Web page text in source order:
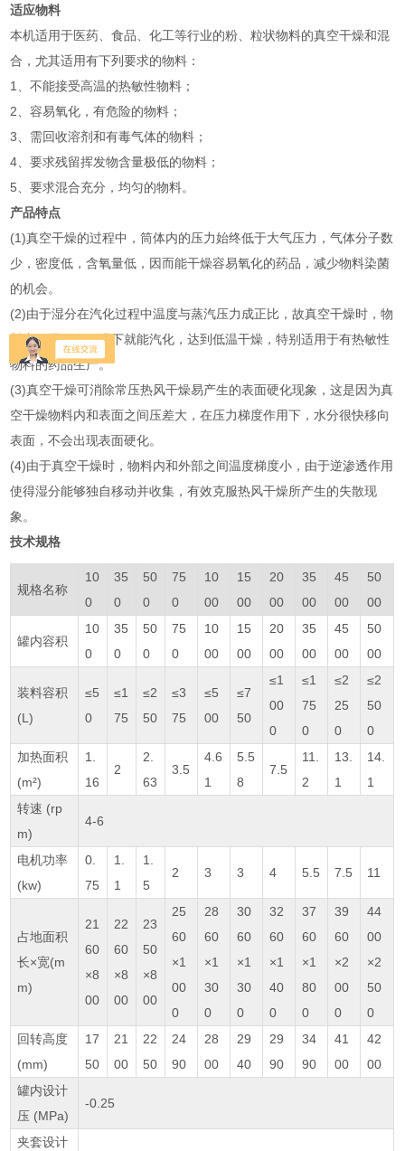
适应物料
本机适用于医药、食品、化工等行业的粉、粒状物料的真空干燥和混
合，尤其适用有下列要求的物料：
1、不能接受高温的热敏性物料；
2、容易氧化，有危险的物料；
3、需回收溶剂和有毒气体的物料；
4、要求残留挥发物含量极低的物料；
5、要求混合充分，均匀的物料。
产品特点
(1)真空干燥的过程中，筒体内的压力始终低于大气压力，气体分子数
少，密度低，含氧量低，因而能干燥容易氧化的药品，减少物料染菌
的机会。
(2)由于湿分在汽化过程中温度与蒸汽压力成正比，故真空干燥时，物
料中的湿分在低温下就能汽化，达到低温干燥，特别适用于有热敏性
物料的药品生产。
(3)真空干燥可消除常压热风干燥易产生的表面硬化现象，这是因为真
空干燥物料内和表面之间压差大，在压力梯度作用下，水分很快移向
表面，不会出现表面硬化。
(4)由于真空干燥时，物料内和外部之间温度梯度小，由于逆渗透作用
使得湿分能够独自移动并收集，有效克服热风干燥所产生的失散现
象。
技术规格
规格名称
10
0
35
0
50
0
75
0
10
00
15
00
20
00
35
00
45
00
50
00
罐内容积
10
0
35
0
50
0
75
0
10
00
15
00
20
00
35
00
45
00
50
00
装料容积
(L)
≤5
0
≤1
75
≤2
50
≤3
75
≤5
00
≤7
50
≤1
00
0
≤1
75
0
≤2
25
0
≤2
50
0
加热面积
(m²)
1.
16
2
2.
63
3.5
4.6
1
5.5
8
7.5
11.
2
13.
1
14.
1
转速 (rp
m)
4-6
电机功率
(kw)
0.
75
1.
1
1.
5
2 3 3 4 5.5 7.5 11
占地面积
长×宽(m
m)
21
60
×8
00
22
60
×8
00
23
50
×8
00
25
60
×1
00
0
28
60
×1
30
0
30
60
×1
30
0
32
60
×1
40
0
37
60
×1
80
0
39
60
×2
00
0
44
00
×2
50
0
回转高度
(mm)
17
50
21
00
22
50
24
90
28
00
29
40
29
90
34
90
41
00
42
00
罐内设计
压 (MPa)
-0.25
夹套设计